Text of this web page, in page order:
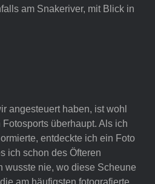
am Snakeriver, mit Blick in
angesteuert haben, ist wohl
überhaupt. Als ich
entdeckte ich ein Foto
ich schon des Öfteren
wusste nie, wo diese Scheune
am häufigsten fotografierte